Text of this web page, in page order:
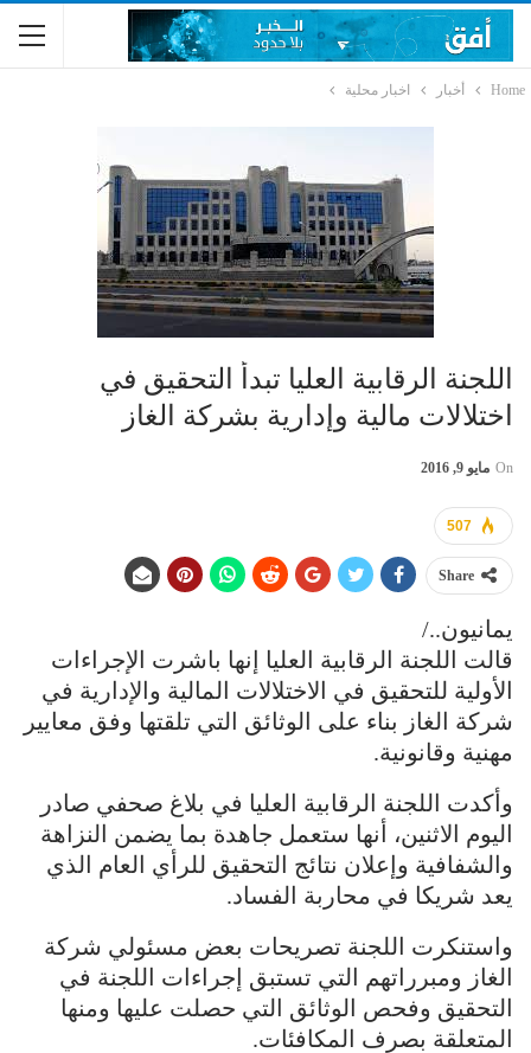
Home أخبار اخبار محلية
اللجنة الرقابية العليا تبدأ التحقيق في
اختلالات مالية وإدارية بشركة الغاز
On مايو 9, 2016
507
Share
يمانيون../
قالت اللجنة الرقابية العليا إنها باشرت الإجراءات
الأولية للتحقيق في الاختلالات المالية والإدارية في
شركة الغاز بناء على الوثائق التي تلقتها وفق معايير
مهنية وقانونية.
وأكدت اللجنة الرقابية العليا في بلاغ صحفي صادر
اليوم الاثنين، أنها ستعمل جاهدة بما يضمن النزاهة
والشفافية وإعلان نتائج التحقيق للرأي العام الذي
يعد شريكا في محاربة الفساد.
واستنكرت اللجنة تصريحات بعض مسئولي شركة
الغاز ومبرراتهم التي تستبق إجراءات اللجنة في
التحقيق وفحص الوثائق التي حصلت عليها ومنها
المتعلقة بصرف المكافئات.